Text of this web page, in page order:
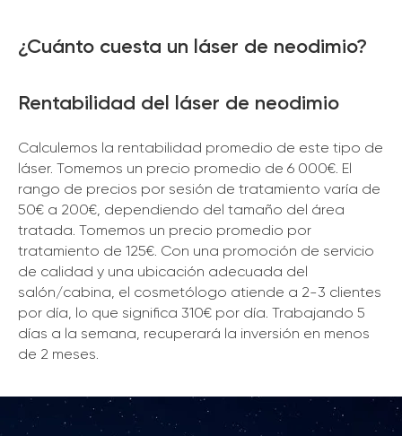
¿Cuánto cuesta un láser de neodimio?
Rentabilidad del láser de neodimio
Calculemos la rentabilidad promedio de este tipo de
láser. Tomemos un precio promedio de 6 000€. El
rango de precios por sesión de tratamiento varía de
50€ a 200€, dependiendo del tamaño del área
tratada. Tomemos un precio promedio por
tratamiento de 125€. Con una promoción de servicio
de calidad y una ubicación adecuada del
salón/cabina, el cosmetólogo atiende a 2-3 clientes
por día, lo que significa 310€ por día. Trabajando 5
días a la semana, recuperará la inversión en menos
de 2 meses.